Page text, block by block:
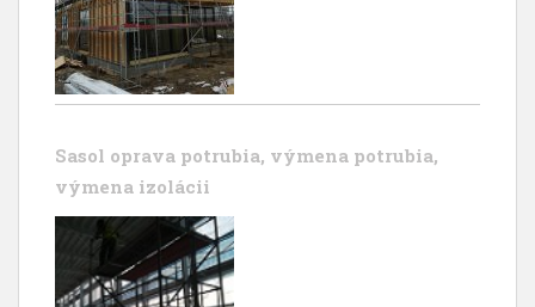
Sasol oprava potrubia, výmena potrubia,
výmena izolácii